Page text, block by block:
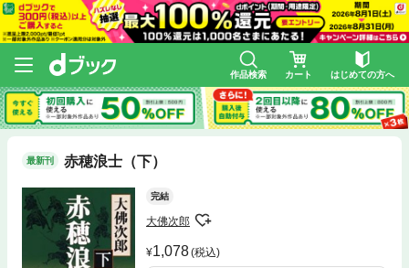
作品検索 カート はじめての方へ
最新刊 赤穂浪士（下）
完結
大佛次郎
1,078(税込)